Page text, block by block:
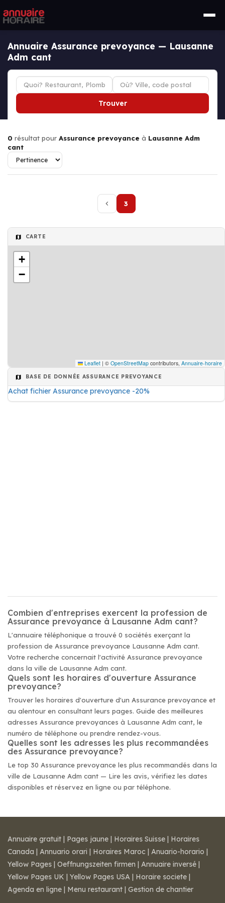
Annuaire Assurance prevoyance — Lausanne
Adm cant
Trouver
0 résultat pour Assurance prevoyance à Lausanne Adm
cant
3
CARTE
+
−
Leaflet | © OpenStreetMap contributors, Annuaire-horaire
BASE DE DONNÉE ASSURANCE PREVOYANCE
Achat fichier Assurance prevoyance -20%
Combien d'entreprises exercent la profession de
Assurance prevoyance à Lausanne Adm cant?
L'annuaire téléphonique a trouvé 0 sociétés exerçant la
profession de Assurance prevoyance Lausanne Adm cant.
Votre recherche concernait l'activité Assurance prevoyance
dans la ville de Lausanne Adm cant.
Quels sont les horaires d'ouverture Assurance
prevoyance?
Trouver les horaires d'ouverture d'un Assurance prevoyance et
au alentour en consultant leurs pages. Guide des meilleures
adresses Assurance prevoyances à Lausanne Adm cant, le
numéro de téléphone ou prendre rendez-vous.
Quelles sont les adresses les plus recommandées
des Assurance prevoyance?
Le top 30 Assurance prevoyance les plus recommandés dans la
ville de Lausanne Adm cant — Lire les avis, vérifiez les dates
disponibles et réservez en ligne ou par téléphone.
Annuaire gratuit | Pages jaune | Horaires Suisse | Horaires
Canada | Annuario orari | Horaires Maroc | Anuario-horario |
Yellow Pages | Oeffnungszeiten firmen | Annuaire inversé |
Yellow Pages UK | Yellow Pages USA | Horaire societe |
Agenda en ligne | Menu restaurant | Gestion de chantier